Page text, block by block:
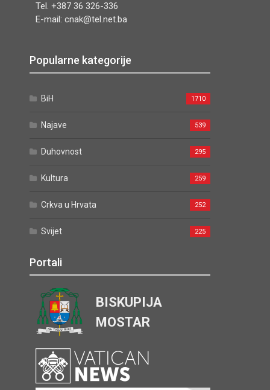
Tel. +387 36 326-336
E-mail: cnak@tel.net.ba
Popularne kategorije
BiH 1710
Najave 539
Duhovnost 295
Kultura 259
Crkva u Hrvata 252
Svijet 225
Portali
BISKUPIJA
MOSTAR